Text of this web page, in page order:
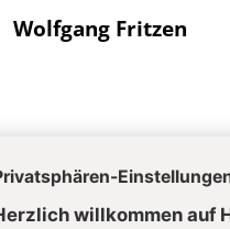
Wolfgang Fritzen